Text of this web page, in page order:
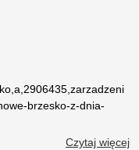
brzesko-z-dnia-
Czytaj więcej